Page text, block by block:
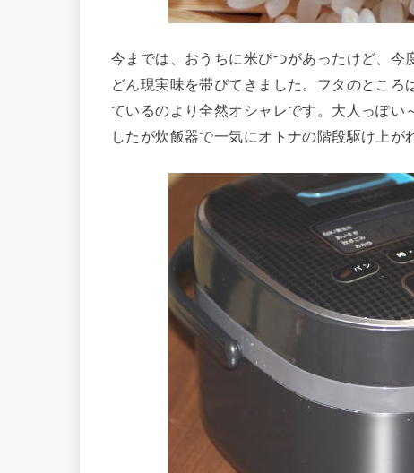
今までは、おうちに米びつがあったけど、今
どん現実味を帯びてきました。フタのとこ
ているのより全然オシャレです。大人っぽい
したが炊飯器で一気にオトナの階段駆け上が